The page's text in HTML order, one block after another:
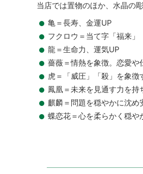
当店では置物のほか、水晶の
亀＝長寿、金運UP
フクロウ＝当て字「福来
龍＝生命力、運気UP
薔薇＝情熱を象徴。恋愛や
虎＝「威圧」「殺」を象徴
鳳凰＝未来を見通す力を
麒麟＝問題を穏やかに沈め
蝶恋花＝心を柔らかく穏や